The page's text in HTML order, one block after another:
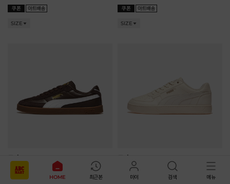
SIZE SIZE
푸마
푸마 클럽 II 에라
푸마
푸마 케이븐 2.0
HOME 최근본 마이 검색 메뉴